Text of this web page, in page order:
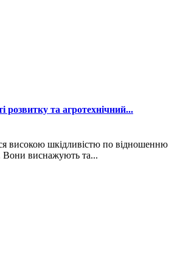
розвитку та агротехнічний...
високою шкідливістю по відношенню
Вони виснажують та...